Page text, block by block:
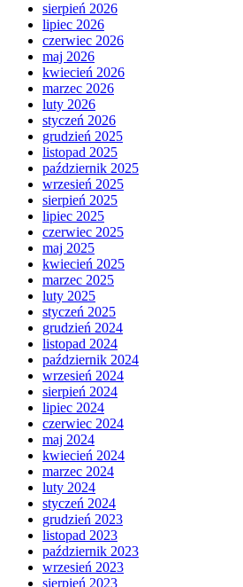
sierpień 2026
lipiec 2026
czerwiec 2026
maj 2026
kwiecień 2026
marzec 2026
luty 2026
styczeń 2026
grudzień 2025
listopad 2025
październik 2025
wrzesień 2025
sierpień 2025
lipiec 2025
czerwiec 2025
maj 2025
kwiecień 2025
marzec 2025
luty 2025
styczeń 2025
grudzień 2024
listopad 2024
październik 2024
wrzesień 2024
sierpień 2024
lipiec 2024
czerwiec 2024
maj 2024
kwiecień 2024
marzec 2024
luty 2024
styczeń 2024
grudzień 2023
listopad 2023
październik 2023
wrzesień 2023
sierpień 2023